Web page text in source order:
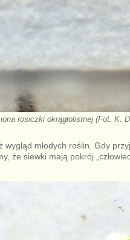
rosiczki okrągłolistnej (Fot. K.
młodych roślin. Gdy
że siewki mają pokrój